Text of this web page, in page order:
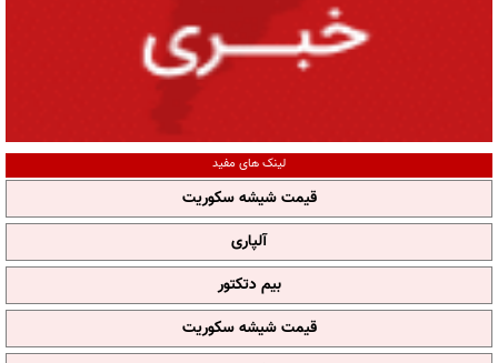
لینک های مفید
قیمت شیشه سکوریت
آلپاری
بیم دتکتور
قیمت شیشه سکوریت